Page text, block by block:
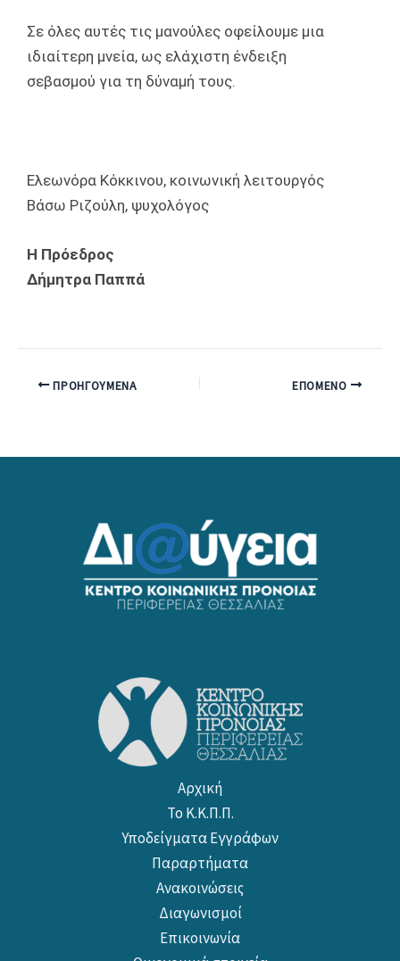
Σε όλες αυτές τις μανούλες οφείλουμε μια
ιδιαίτερη μνεία, ως ελάχιστη ένδειξη
σεβασμού για τη δύναμή τους.
Ελεωνόρα Κόκκινου, κοινωνική λειτουργός
Βάσω Ριζούλη, ψυχολόγος
Η Πρόεδρος
Δήμητρα Παππά
ΠΡΟΗΓΟΎΜΕΝΑ ΕΠΌΜΕΝΟ
Αρχική
Το Κ.Κ.Π.Π.
Υποδείγματα Εγγράφων
Παραρτήματα
Ανακοινώσεις
Διαγωνισμοί
Επικοινωνία